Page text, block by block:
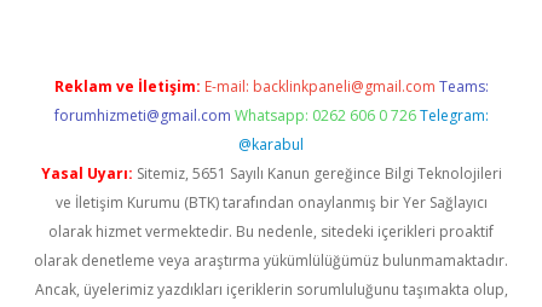
Reklam ve İletişim: E-mail: backlinkpaneli@gmail.com Teams:
forumhizmeti@gmail.com Whatsapp: 0262 606 0 726 Telegram:
@karabul
Yasal Uyarı: Sitemiz, 5651 Sayılı Kanun gereğince Bilgi Teknolojileri
ve İletişim Kurumu (BTK) tarafından onaylanmış bir Yer Sağlayıcı
olarak hizmet vermektedir. Bu nedenle, sitedeki içerikleri proaktif
olarak denetleme veya araştırma yükümlülüğümüz bulunmamaktadır.
Ancak, üyelerimiz yazdıkları içeriklerin sorumluluğunu taşımakta olup,